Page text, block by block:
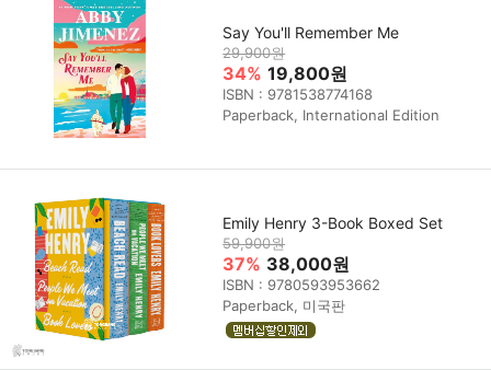
Say You'll Remember Me
29,900원
34% 19,800원
ISBN : 9781538774168
Paperback, International Edition
Emily Henry 3-Book Boxed Set
59,900원
37% 38,000원
ISBN : 9780593953662
Paperback, 미국판